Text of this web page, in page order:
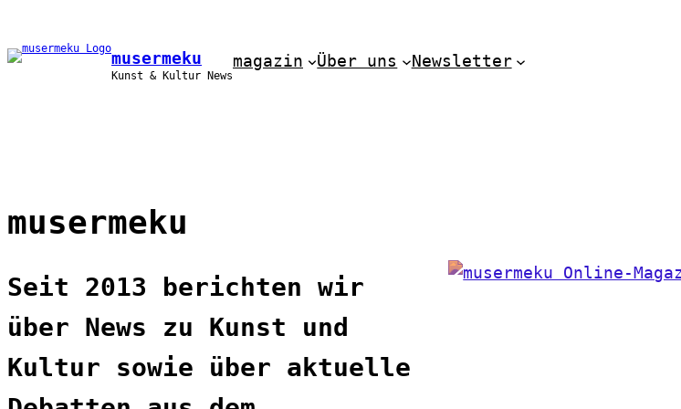
springen
musermeku
Kunst & Kultur News
magazin Über uns Newsletter
musermeku
Seit 2013 berichten wir
über News zu Kunst und
Kultur sowie über aktuelle